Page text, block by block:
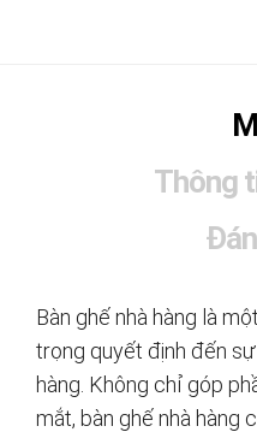
Thông
Bàn ghế nhà hàng là
trọng quyết định đến
hàng. Không chỉ góp
mắt, bàn ghế nhà hàng